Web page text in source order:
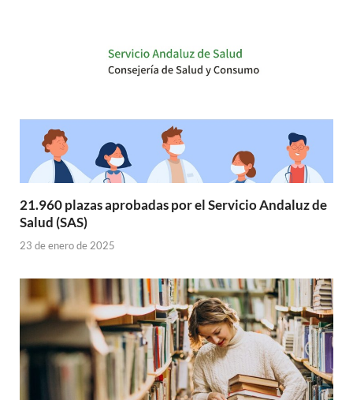
21.960 plazas aprobadas por el Servicio Andaluz de
Salud (SAS)
23 de enero de 2025